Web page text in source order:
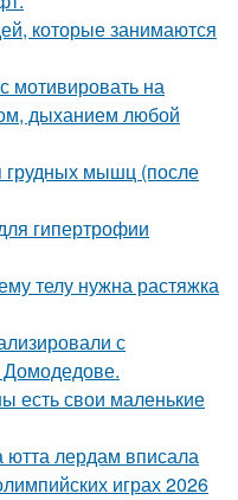
которые занимаются
мотивировать на
дыханием любой
грудных мышц (после
гипертрофии
телу нужна растяжка
с
Домодедове.
есть свои маленькие
ютта лердам вписала
играх 2026